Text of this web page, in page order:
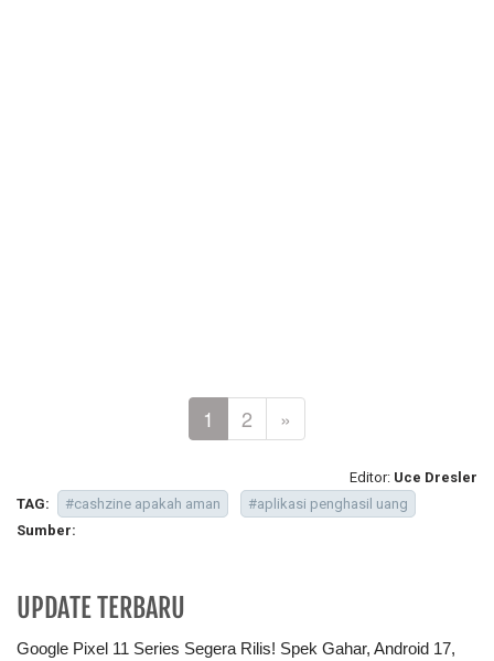
1 2 »
Editor: Uce Dresler
TAG:
#cashzine apakah aman
#aplikasi penghasil uang
Sumber:
UPDATE TERBARU
Google Pixel 11 Series Segera Rilis! Spek Gahar, Android 17,